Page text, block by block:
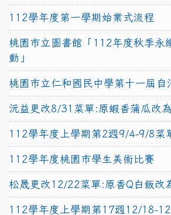
112學年度第一學期始業式流程
桃園市立圖書館「112年度秋季永
動」
桃園市立仁和國民中學第十一屆自
沅益更改8/31菜單:原蝦香蒲瓜改
112學年度上學期第2週9/4-9/8菜
112學年度桃園市學生美術比賽
松晟更改12/22菜單:原香Q白飯改
112學年度上學期第17週12/18-